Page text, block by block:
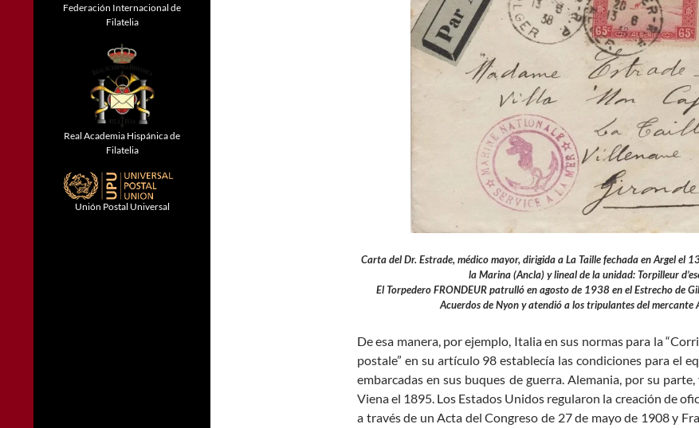
Carta del Dr. Estrade, médico mayor, dirigida a La Taille fechada en Argel el
la Marina (Ancla) y lineal de la unidad: Torpilleur
El Torpedero FRONDEUR patrulló en agosto de 1938 en el Estrecho de
Acuerdos de Nyon y atendió a los tripulantes del
De esa manera, por ejemplo, Italia en sus normas para la
postale” en su artículo 98 establecía las condiciones para el
embarcadas en sus buques de guerra. Alemania, por su
Viena el 1895. Los Estados Unidos regularon la creación de
a través de un Acta del Congreso de 27 de mayo de 1908 y
Federación Internacional de
Filatelia
Real Academia Hispánica de
Filatelia
Unión Postal Universal